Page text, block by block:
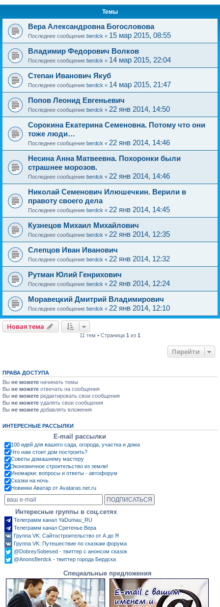
Темы
Вера Александровна Богословова
Последнее сообщение berdck « 15 мар 2015, 08:55
Владимир Федорович Волков
Последнее сообщение berdck « 14 мар 2015, 22:04
Степан Иванович Якуб
Последнее сообщение berdck « 14 мар 2015, 21:47
Попов Леонид Евгеньевич
Последнее сообщение berdck « 22 янв 2014, 14:50
Сорокина Екатерина Семеновна. Потому что они
тоже люди…
Последнее сообщение berdck « 22 янв 2014, 14:46
Несина Анна Матвеевна. Похоронки были
страшнее морозов.
Последнее сообщение berdck « 22 янв 2014, 14:46
Николай Семенович Илюшечкин. Верили в
правоту своего дела
Последнее сообщение berdck « 22 янв 2014, 14:45
Кузнецов Михаил Михайлович
Последнее сообщение berdck « 22 янв 2014, 12:35
Слепцов Иван Иванович
Последнее сообщение berdck « 22 янв 2014, 12:32
Рутман Юлий Генрихович
Последнее сообщение berdck « 22 янв 2014, 12:24
Моравецкий Дмитрий Владимирович
Последнее сообщение berdck « 22 янв 2014, 12:10
Новая тема
11 тем • Страница 1 из 1
Перейти
ПРАВА ДОСТУПА
Вы не можете начинать темы
Вы не можете отвечать на сообщения
Вы не можете редактировать свои сообщения
Вы не можете удалять свои сообщения
Вы не можете добавлять вложения
ИНТЕРЕСНЫЕ РАССЫЛКИ
E-mail рассылки
100 идей для вашего сада, огорода, участка и дома
Что нам стоит дом построить?
Советы домашнему мастеру
Экономичное строительство из земли!
Иномарки: вопросы и ответы - автофорум
Сказки на ночь
Новинки Аватар от Avataras.net.ru
Интересные группы в соц.сетях
Телеграмм канал YaDumau_RU
Телеграмм канал Сретенье.Вера
Группа VK: Сайтостроительство от А до Я
Группа VK: Путешествие по сказкам форума
@DobreySobesed - твиттер с анонсом сказок
@AnonsBerdck - твиттер города Бердска
Специальные предложения